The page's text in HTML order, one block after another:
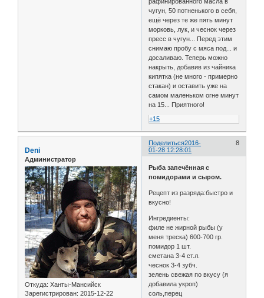
чугун, 50 потненького в себя,
ещё через те же пять минут
морковь, лук, и чеснок через
пресс в чугун... Перед этим
снимаю пробу с мяса под... и
досаливаю. Теперь можно
накрыть, добавив из чайника
кипятка (не много - примерно
стакан) и оставить уже на
самом маленьком огне минут
на 15... Приятного!
+15
Поделиться 8
2016-
01-28 12:28:01
Deni
Администратор
Откуда: Ханты-Мансийск
Зарегистрирован: 2015-12-22
Рыба запечённая с
помидорами и сыром.
Рецепт из разряда:быстро и
вкусно!
Ингредиенты:
филе не жирной рыбы (у
меня треска) 600-700 гр.
помидор 1 шт.
сметана 3-4 ст.л.
чеснок 3-4 зубч.
зелень свежая по вкусу (я
добавила укроп)
соль,перец